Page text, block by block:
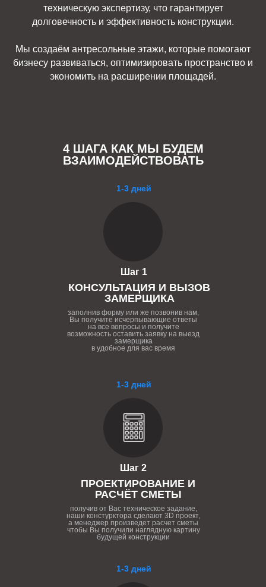
техническую экспертизу, что гарантирует
долговечность и эффективность конструкции.
Мы создаём антресольные этажи, которые помогают
бизнесу развиваться, оптимизировать пространство и
экономить на расширении площадей.
4 ШАГА КАК МЫ БУДЕМ
ВЗАИМОДЕЙСТВОВАТЬ
1-3 дней
1-3 дней
Шаг 2
ПРОЕКТИРОВАНИЕ И
РАСЧЁТ СМЕТЫ
получив от Вас техническое задание,
наши констурктора сделают 3D проект,
а менеджер произведет расчет сметы
чтобы Вы получили наглядную картину
будущей конструкции
1-3 дней
Шаг 1
КОНСУЛЬТАЦИЯ И ВЫЗОВ
ЗАМЕРЩИКА
заполнив форму или же позвонив нам,
Вы получите исчерпывающие ответы
на все вопросы и получите
возможность оставить заявку на выезд
замерщика
в удобное для вас время